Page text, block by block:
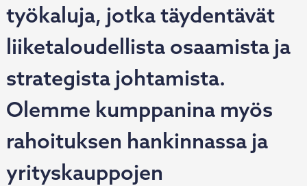
työkaluja, jotka täydentävät
liiketaloudellista osaamista ja
strategista johtamista.
Olemme kumppanina myös
rahoituksen hankinnassa ja
yrityskauppojen